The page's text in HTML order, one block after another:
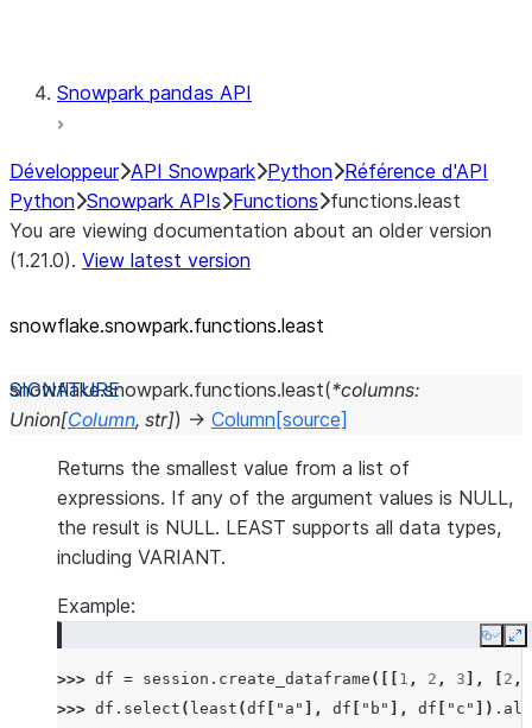
Snowpark pandas API
Développeur API Snowpark Python Référence d'API
Python Snowpark APIs Functions functions.least
You are viewing documentation about an older version
(1.21.0). View latest version
snowflake.snowpark.functions.least
snowflake.snowpark.functions.least(*columns:
Union[Column, str]) → Column [source]
Returns the smallest value from a list of
expressions. If any of the argument values is NULL,
the result is NULL. LEAST supports all data types,
including VARIANT.
Example:
Copy
>>> df = session . create_dataframe ([[ 1 , 2 , 3 ], 2 ,
>>> df . select ( least (df "a" ], df "b" ], df "c" ]) .